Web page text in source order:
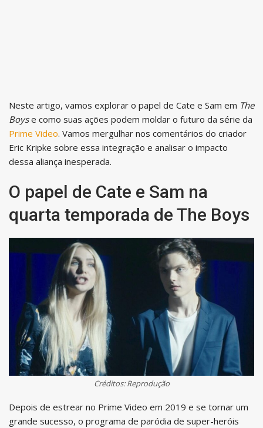
Neste artigo, vamos explorar o papel de Cate e Sam em The
Boyse como suas ações podem moldar o futuro da série da
Prime Video. Vamos mergulhar nos comentários do criador
Eric Kripke sobre essa integração e analisar o impacto
dessa aliança inesperada.
O papel de Cate e Sam na
quarta temporada de The Boys
Créditos: Reprodução
Depois de estrear no Prime Video em 2019 e se tornar um
grande sucesso, o programa de paródia de super-heróis